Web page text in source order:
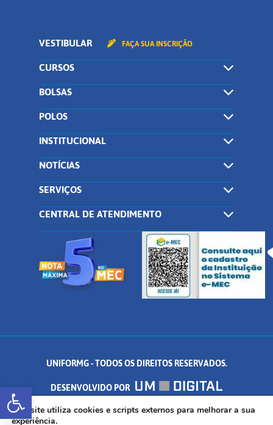
Abrir a barra de ferramentas
VESTIBULAR FAÇA SUA INSCRIÇÃO
CURSOS
BOLSAS
POLOS
INSTITUCIONAL
NOTÍCIAS
SERVIÇOS
CENTRAL DE ATENDIMENTO
UNIFORMG - TODOS OS DIREITOS RESERVADOS.
DESENVOLVIDO POR
AV. DR. ARNALDO DE SENNA, 328 - PALMEIRAS, FORMIGA/MG - CEP:
Este site utiliza cookies e scripts externos para melhorar a sua
experiência.